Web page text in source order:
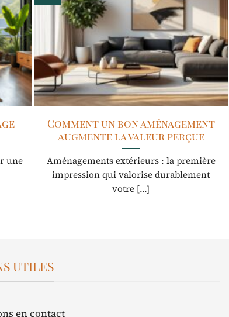
une
Comment un bon aménagement
augmente la valeur perçue
Aménagements extérieurs : la première
impression qui valorise durablement
votre [...]
UTILES
en contact